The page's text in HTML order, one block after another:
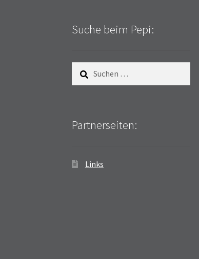
Suche beim Pepi:
Suchen
nach:
Partnerseiten:
Links